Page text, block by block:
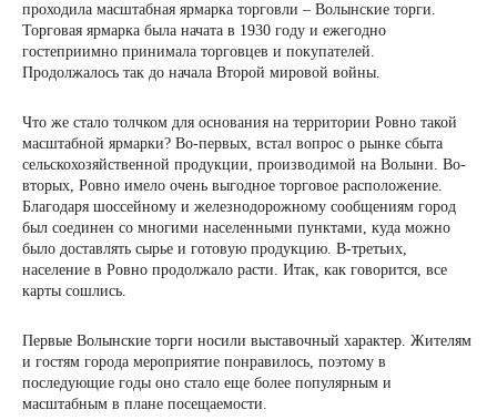
проходила масштабная ярмарка торговли – Волынские торги.
Торговая ярмарка была начата в 1930 году и ежегодно
гостеприимно принимала торговцев и покупателей.
Продолжалось так до начала Второй мировой войны.
Что же стало толчком для основания на территории Ровно такой
масштабной ярмарки? Во-первых, встал вопрос о рынке сбыта
сельскохозяйственной продукции, производимой на Волыни. Во-
вторых, Ровно имело очень выгодное торговое расположение.
Благодаря шоссейному и железнодорожному сообщениям город
был соединен со многими населенными пунктами, куда можно
было доставлять сырье и готовую продукцию. В-третьих,
население в Ровно продолжало расти. Итак, как говорится, все
карты сошлись.
Первые Волынские торги носили выставочный характер. Жителям
и гостям города мероприятие понравилось, поэтому в
последующие годы оно стало еще более популярным и
масштабным в плане посещаемости.